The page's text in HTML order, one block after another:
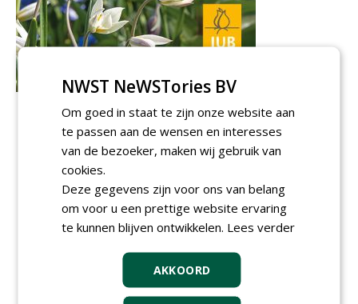
NWST NeWSTories BV
Om goed in staat te zijn onze website aan
te passen aan de wensen en interesses
van de bezoeker, maken wij gebruik van
cookies.
Deze gegevens zijn voor ons van belang
om voor u een prettige website ervaring
te kunnen blijven ontwikkelen. Lees verder
AKKOORD